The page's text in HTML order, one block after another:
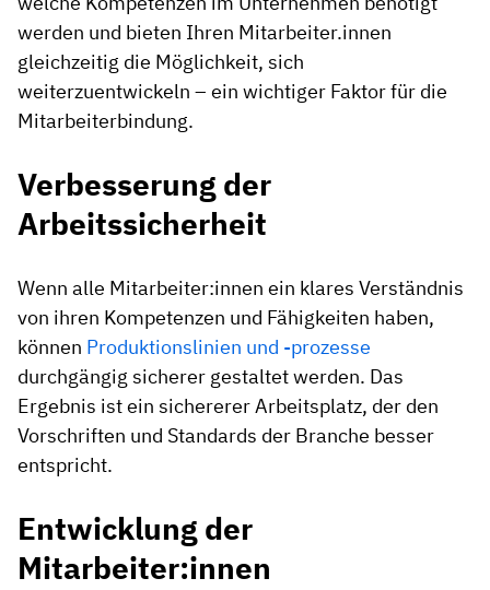
werden und bieten Ihren Mitarbeiter.innen
gleichzeitig die Möglichkeit, sich
weiterzuentwickeln – ein wichtiger Faktor für die
Mitarbeiterbindung.
Verbesserung der
Arbeitssicherheit
Wenn alle Mitarbeiter:innen ein klares Verständnis
von ihren Kompetenzen und Fähigkeiten haben,
können Produktionslinien und -prozesse
durchgängig sicherer gestaltet werden. Das
Ergebnis ist ein sichererer Arbeitsplatz, der den
Vorschriften und Standards der Branche besser
entspricht.
Entwicklung der
Mitarbeiter:innen